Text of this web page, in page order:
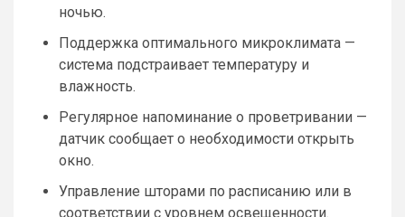
ночью.
Поддержка оптимального микроклимата —
система подстраивает температуру и
влажность.
Регулярное напоминание о проветривании —
датчик сообщает о необходимости открыть
окно.
Управление шторами по расписанию или в
соответствии с уровнем освещенности.